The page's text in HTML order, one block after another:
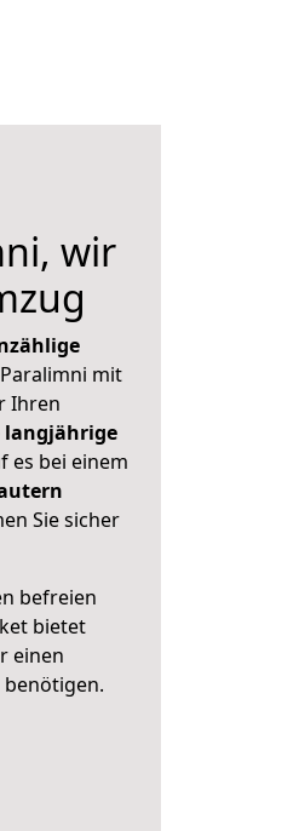
wir
mit
Ihren
langjährige
es bei einem
Sie sicher
befreien
bietet
einen